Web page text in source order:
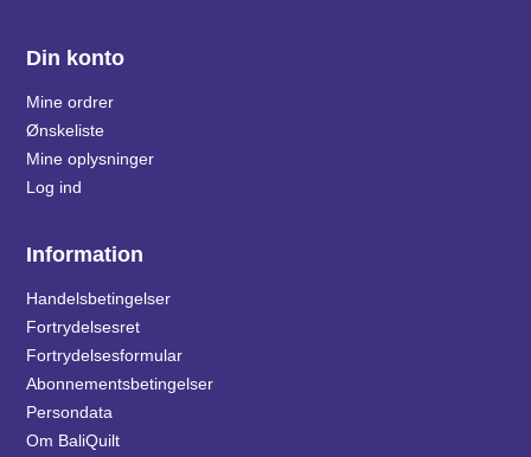
Din konto
Mine ordrer
Ønskeliste
Mine oplysninger
Log ind
Information
Handelsbetingelser
Fortrydelsesret
Fortrydelsesformular
Abonnementsbetingelser
Persondata
Om BaliQuilt